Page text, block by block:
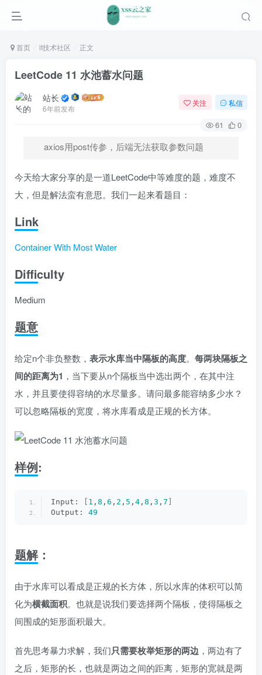
首页 it技术社区 正文
LeetCode 11 水池蓄水问题
站长
6年前发布
关注 私信
61 0
axios用post传参，后端无法获取参数问题
今天给大家分享的是一道LeetCode中等难度的题，难度不
大，但是解法蛮有意思。我们一起来看题目：
Link
Container With Most Water
Difficulty
Medium
题意
给定n个非负整数， 表示水库当中隔板的高度。 每两块隔板之
间的距离为1 ，当下要从n个隔板当中选出两个，在其中注
水，并且要使得容纳的水尽量多。请问最多能容纳多少水？
可以忽略隔板的宽度，将水库看成是正规的长方体。
样例:
Input: 1 , 8 , 6 , 2 , 5 , 4 , 8 , 3 , 7
Output: 49
题解：
由于水库可以看成是正规的长方体，所以水库的体积可以简
化为横截面积。也就是说我们要选择两个隔板，使得隔板之
间围成的矩形面积最大。
首先思考暴力求解，我们只需要枚举矩形的两边 ，两边有了
之后，矩形的长，也就是两边之间的距离，矩形的宽就是两